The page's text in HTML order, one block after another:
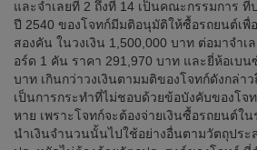
และจำเลยที่ 2 ถึงที่ 14 เป็นคณะกรรมการ
ปี 2540 ของโจทก์มีมติอนุมัติให้ซื้อรถยนต์เพื่
สองคัน ในวงเงิน 1,500,000 บาท ต่อมาจำ
อร์ด 1 คัน ราคา 291,970 บาท และยี่ห้อเบน
บาท เกินกว่าวงเงินตามมติของโจทก์ดังกล่า
เป็นการกระทำที่ไม่ชอบด้วยข้อบังคับของโจ
หาย เพราะโจทก์จะต้องจ่ายเงินซื้อรถยนต์ใ
นำเงินจำนวนนั้นไปใช้อย่างอื่นตามวัตถุประ